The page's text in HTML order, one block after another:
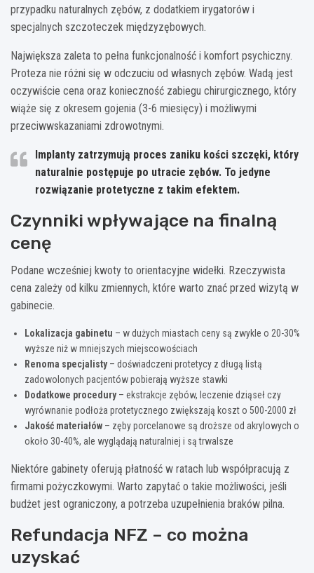
przypadku naturalnych zębów, z dodatkiem irygatorów i
specjalnych szczoteczek międzyzębowych.
Największa zaleta to pełna funkcjonalność i komfort psychiczny.
Proteza nie różni się w odczuciu od własnych zębów. Wadą jest
oczywiście cena oraz konieczność zabiegu chirurgicznego, który
wiąże się z okresem gojenia (3-6 miesięcy) i możliwymi
przeciwwskazaniami zdrowotnymi.
Implanty zatrzymują proces zaniku kości szczęki, który
naturalnie postępuje po utracie zębów. To jedyne
rozwiązanie protetyczne z takim efektem.
Czynniki wpływające na finalną
cenę
Podane wcześniej kwoty to orientacyjne widełki. Rzeczywista
cena zależy od kilku zmiennych, które warto znać przed wizytą w
gabinecie.
Lokalizacja gabinetu – w dużych miastach ceny są zwykle o 20-30%
wyższe niż w mniejszych miejscowościach
Renoma specjalisty– doświadczeni protetycy z długą listą
zadowolonych pacjentów pobierają wyższe stawki
Dodatkowe procedury– ekstrakcje zębów, leczenie dziąseł czy
wyrównanie podłoża protetycznego zwiększają koszt o 500-2000 zł
Jakość materiałów – zęby porcelanowe są droższe od akrylowych o
około 30-40%, ale wyglądają naturalniej i są trwalsze
Niektóre gabinety oferują płatność w ratach lub współpracują z
firmami pożyczkowymi. Warto zapytać o takie możliwości, jeśli
budżet jest ograniczony, a potrzeba uzupełnienia braków pilna.
Refundacja NFZ – co można
uzyskać